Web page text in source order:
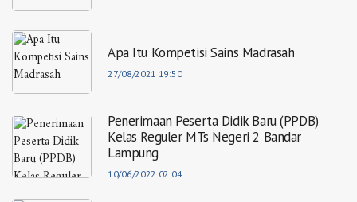
Apa Itu Kompetisi Sains Madrasah
27/08/2021 19:50
Penerimaan Peserta Didik Baru (PPDB)
Kelas Reguler MTs Negeri 2 Bandar
Lampung
10/06/2022 02:04